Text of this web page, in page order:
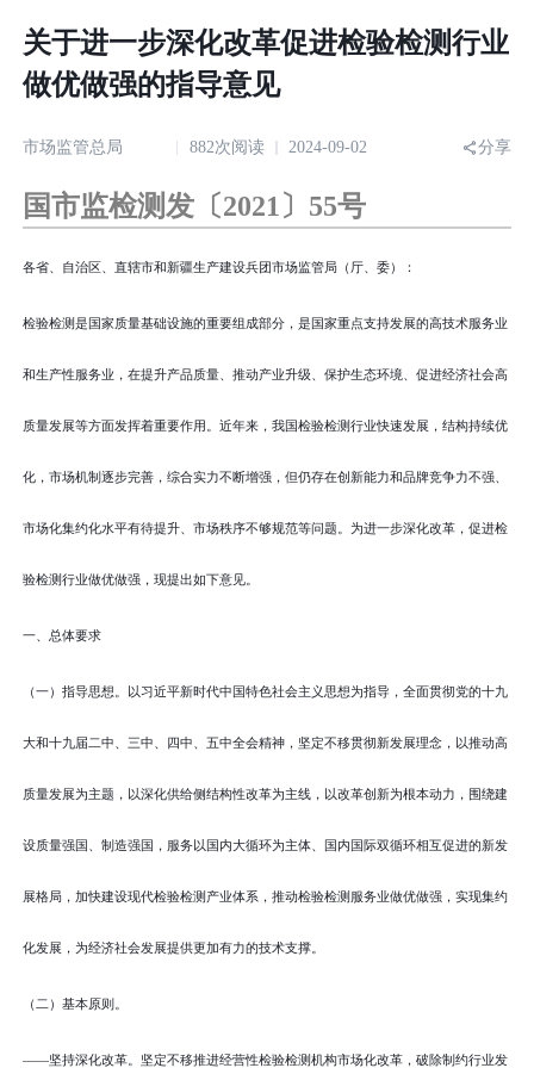
关于进一步深化改革促进检验检测行业
做优做强的指导意见
市场监管总局 882次阅读 2024-09-02 分享
国市监检测发〔2021〕55号
各省、自治区、直辖市和新疆生产建设兵团市场监管局（厅、委）：
检验检测是国家质量基础设施的重要组成部分，是国家重点支持发展的高技术服务业
和生产性服务业，在提升产品质量、推动产业升级、保护生态环境、促进经济社会高
质量发展等方面发挥着重要作用。近年来，我国检验检测行业快速发展，结构持续优
化，市场机制逐步完善，综合实力不断增强，但仍存在创新能力和品牌竞争力不强、
市场化集约化水平有待提升、市场秩序不够规范等问题。为进一步深化改革，促进检
验检测行业做优做强，现提出如下意见。
一、总体要求
（一）指导思想。以习近平新时代中国特色社会主义思想为指导，全面贯彻党的十九
大和十九届二中、三中、四中、五中全会精神，坚定不移贯彻新发展理念，以推动高
质量发展为主题，以深化供给侧结构性改革为主线，以改革创新为根本动力，围绕建
设质量强国、制造强国，服务以国内大循环为主体、国内国际双循环相互促进的新发
展格局，加快建设现代检验检测产业体系，推动检验检测服务业做优做强，实现集约
化发展，为经济社会发展提供更加有力的技术支撑。
（二）基本原则。
——坚持深化改革。坚定不移推进经营性检验检测机构市场化改革，破除制约行业发